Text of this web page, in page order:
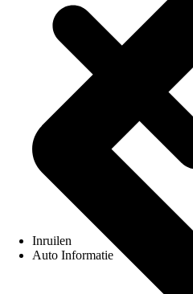
Inruilen
Auto Informatie